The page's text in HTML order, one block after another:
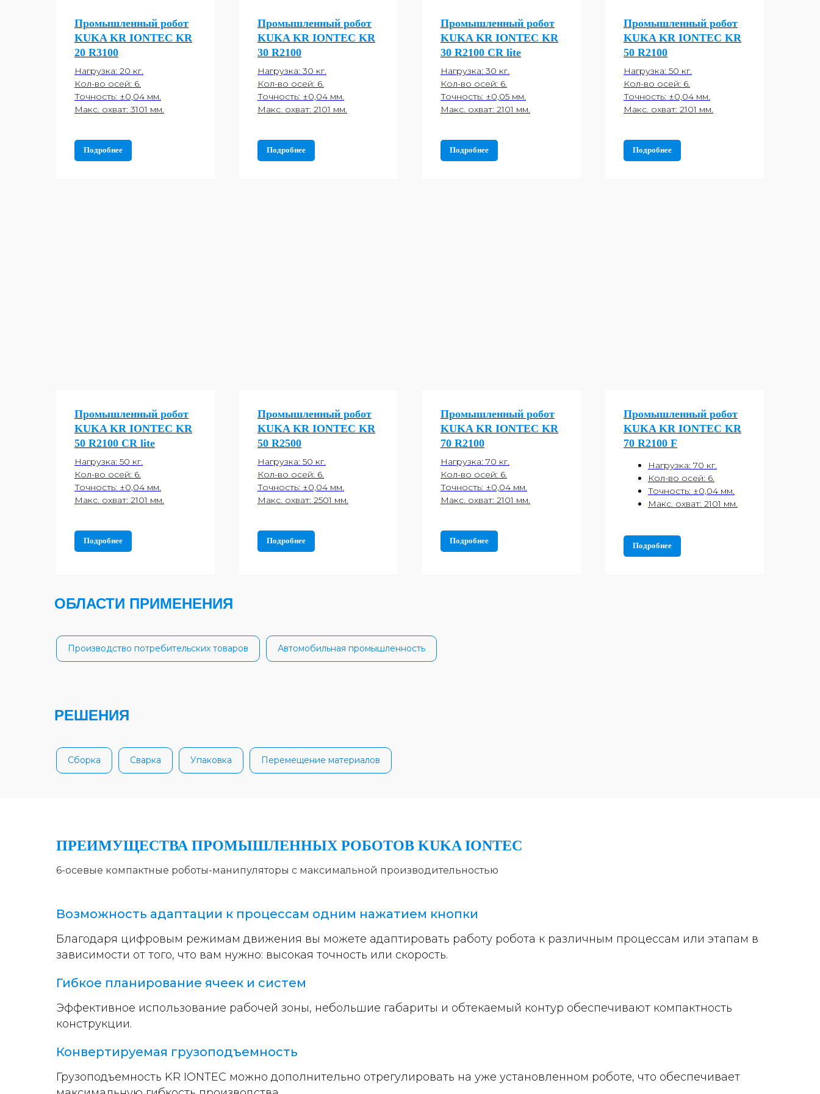
Промышленный робот
KUKA KR IONTEC KR
20 R3100
Нагрузка: 20 кг.
Кол-во осей: 6.
Точность: ±0,04 мм.
Макс. охват: 3101 мм.
Подробнее
Промышленный робот
KUKA KR IONTEC KR
30 R2100
Нагрузка: 30 кг.
Кол-во осей: 6.
Точность: ±0,04 мм.
Макс. охват: 2101 мм.
Подробнее
Промышленный робот
KUKA KR IONTEC KR
30 R2100 CR lite
Нагрузка: 30 кг.
Кол-во осей: 6.
Точность: ±0,05 мм.
Макс. охват: 2101 мм.
Подробнее
Промышленный робот
KUKA KR IONTEC KR
50 R2100
Нагрузка: 50 кг.
Кол-во осей: 6.
Точность: ±0,04 мм.
Макс. охват: 2101 мм.
Подробнее
Промышленный робот
KUKA KR IONTEC KR
50 R2100 CR lite
Нагрузка: 50 кг.
Кол-во осей: 6.
Точность: ±0,04 мм.
Макс. охват: 2101 мм.
Подробнее
Промышленный робот
KUKA KR IONTEC KR
50 R2500
Нагрузка: 50 кг.
Кол-во осей: 6.
Точность: ±0,04 мм.
Макс. охват: 2501 мм.
Подробнее
Промышленный робот
KUKA KR IONTEC KR
70 R2100
Нагрузка: 70 кг.
Кол-во осей: 6.
Точность: ±0,04 мм.
Макс. охват: 2101 мм.
Подробнее
Промышленный робот
KUKA KR IONTEC KR
70 R2100 F
Нагрузка: 70 кг.
Кол-во осей: 6.
Точность: ±0,04 мм.
Макс. охват: 2101 мм.
Подробнее
ОБЛАСТИ ПРИМЕНЕНИЯ
Производство потребительских товаров Автомобильная промышленность
РЕШЕНИЯ
Сборка Сварка Упаковка Перемещение материалов
ПРЕИМУЩЕСТВА ПРОМЫШЛЕННЫХ РОБОТОВ KUKA IONTEC
6-осевые компактные роботы-манипуляторы с максимальной производительностью
Возможность адаптации к процессам одним нажатием кнопки
Благодаря цифровым режимам движения вы можете адаптировать работу робота к различным процессам или этапам в
зависимости от того, что вам нужно: высокая точность или скорость.
Гибкое планирование ячеек и систем
Эффективное использование рабочей зоны, небольшие габариты и обтекаемый контур обеспечивают компактность
конструкции.
Конвертируемая грузоподъемность
Грузоподъемность KR IONTEC можно дополнительно отрегулировать на уже установленном роботе, что обеспечивает